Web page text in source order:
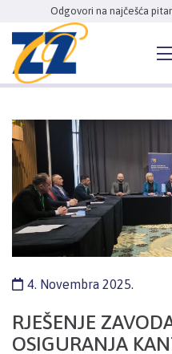
Odgovori na najčešća
4. Novembra 2025.
RJEŠENJE
OSIGURANJA